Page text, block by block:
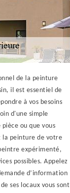
de la peinture
il est essentiel de
à vos besoins
d'une simple
ou que vous
la peinture de votre
expérimenté,
possibles. Appelez
d’information
ses locaux vous sont